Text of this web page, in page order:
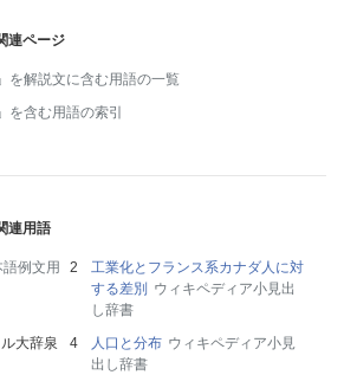
連ページ
を解説文に含む用語の一覧
を含む用語の索引
連用語
例文用
工業化とフランス系カナダ人に対
する差別
ウィキペディア小見出
し辞書
大辞泉 人口と分布 ウィキペディア小見
出し辞書